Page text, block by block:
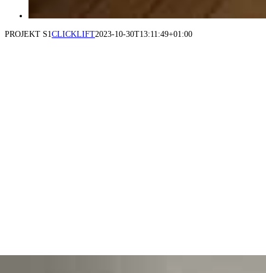
PROJEKT S1CLICKLIFT2023-10-30T13:11:49+01:00